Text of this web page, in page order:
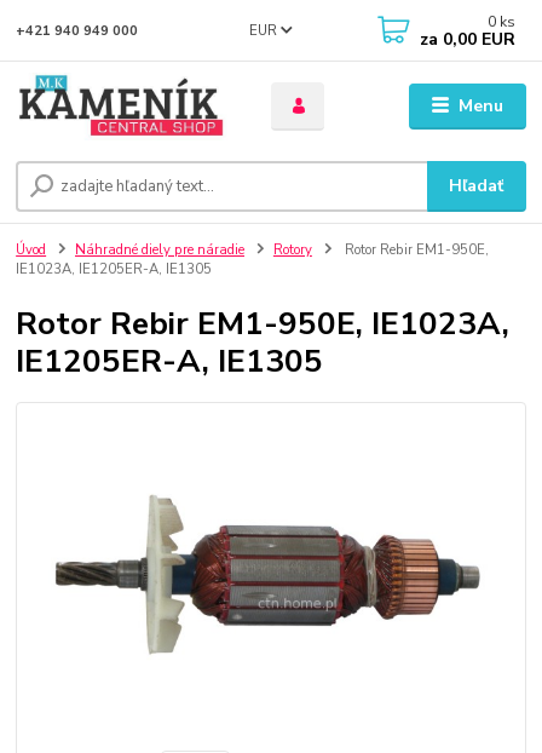
Menu
EUR
Hľadať
+421 940 949 000 0 ks
za 0,00 EUR
Úvod Náhradné diely pre náradie Rotory
Rotor Rebir EM1-950E,
IE1023A, IE1205ER-A, IE1305
Rotor Rebir EM1-950E, IE1023A,
IE1205ER-A, IE1305